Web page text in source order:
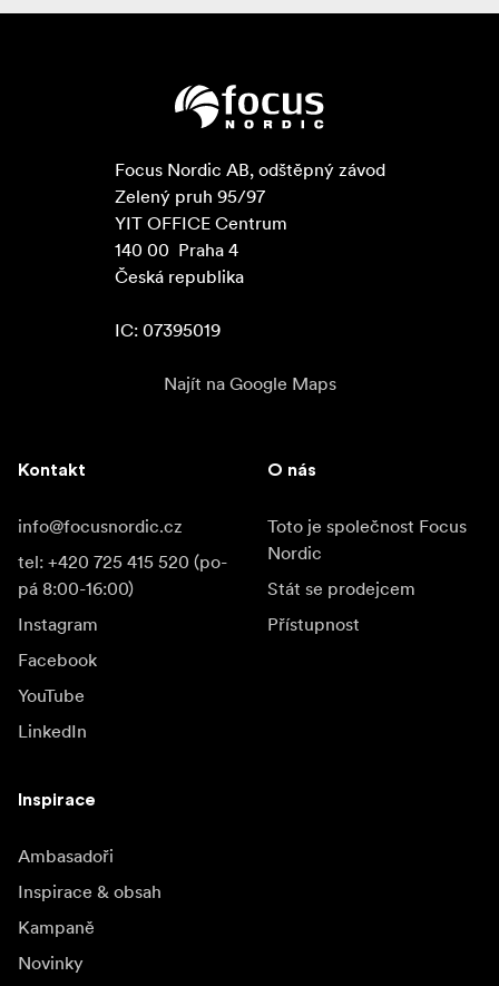
Focus Nordic AB, odštěpný závod
Zelený pruh 95/97
YIT OFFICE Centrum
140 00  Praha 4
Česká republika
IC: 07395019
Najít na Google Maps
Kontakt
info@focusnordic.cz
tel: +420 725 415 520 (po-
pá 8:00-16:00)
Instagram
Facebook
YouTube
LinkedIn
O nás
Toto je společnost Focus
Nordic
Stát se prodejcem
Přístupnost
Inspirace
Ambasadoři
Inspirace & obsah
Kampaně
Novinky